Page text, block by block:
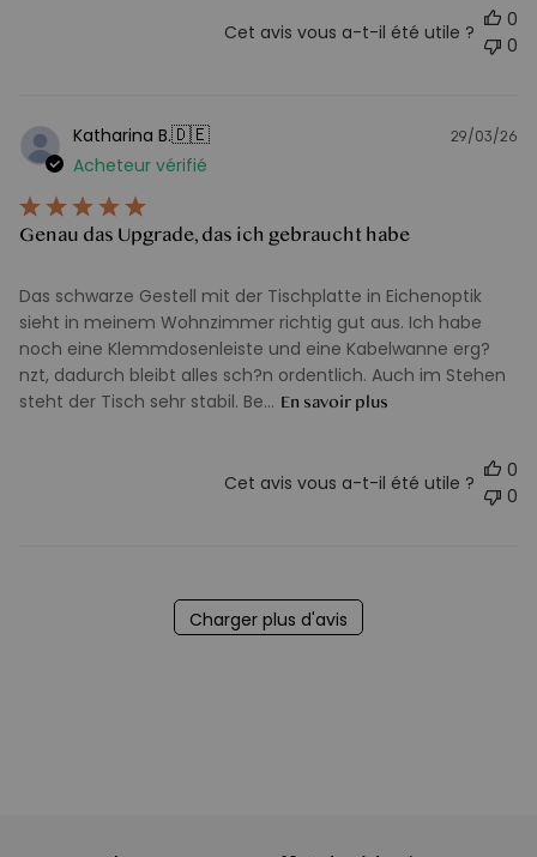
Cet avis vous a-t-il été utile ?
0
0
Katharina B.🇩🇪
Acheteur vérifié
Genau das Upgrade, das ich gebraucht habe
Das schwarze Gestell mit der Tischplatte in Eichenoptik
sieht in meinem Wohnzimmer richtig gut aus. Ich habe
noch eine Klemmdosenleiste und eine Kabelwanne erg?
nzt, dadurch bleibt alles sch?n ordentlich. Auch im Stehen
steht der Tisch sehr stabil. Be... En savoir plus
29/03/26
Cet avis vous a-t-il été utile ?
0
0
Charger plus d'avis